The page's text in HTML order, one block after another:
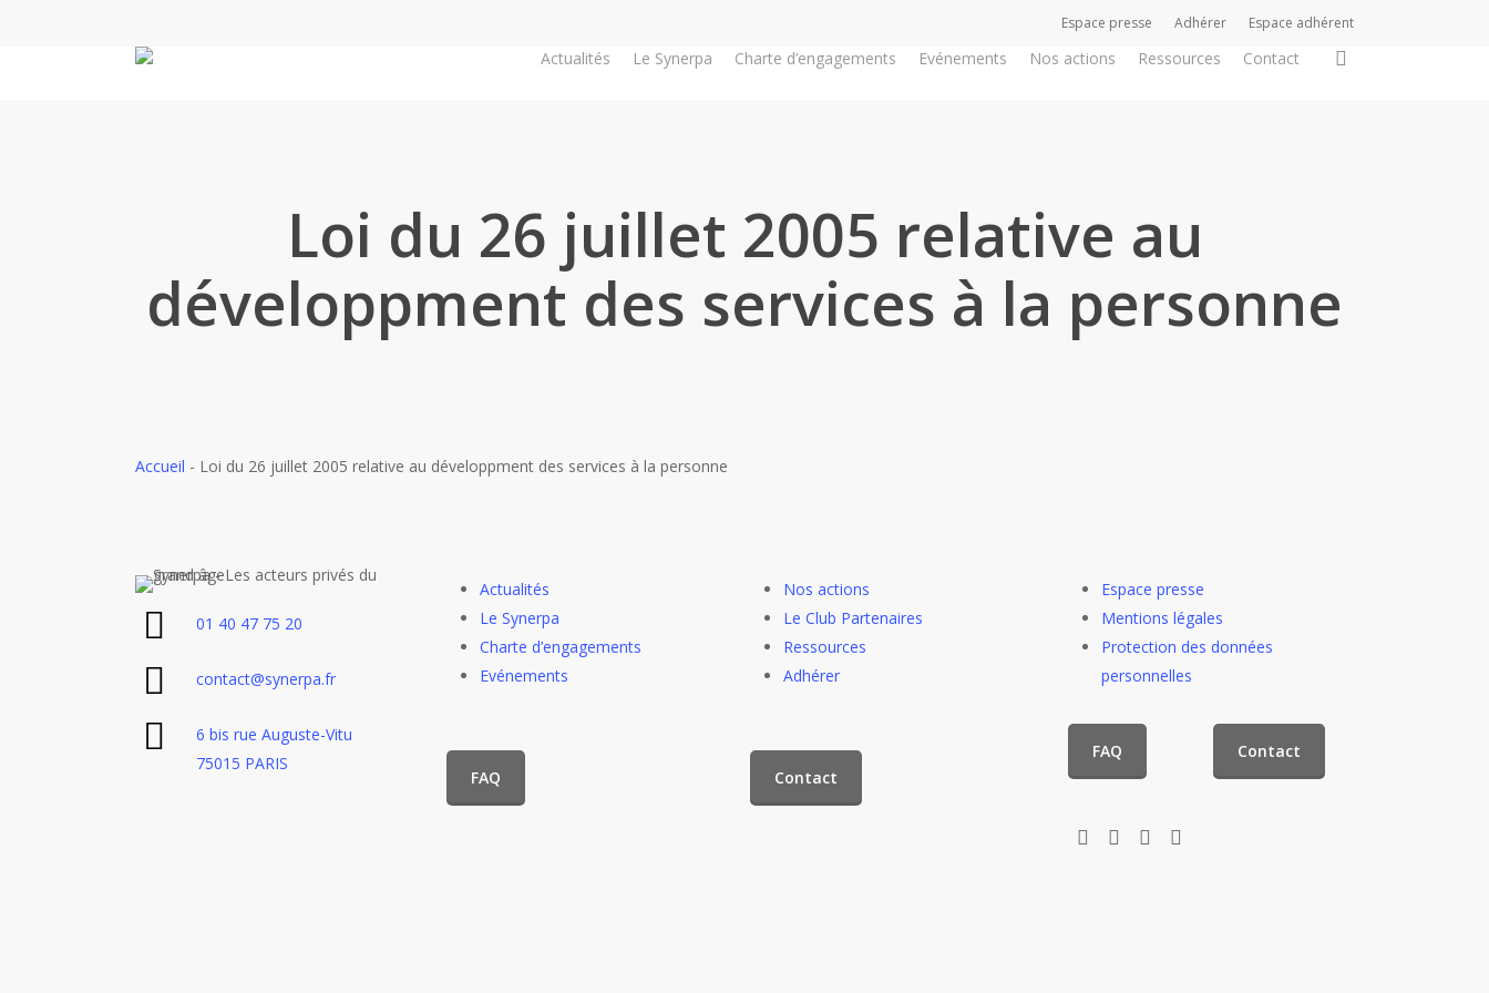
Espace presse Adhérer Espace adhérent
Actualités Le Synerpa Charte d’engagements Evénements Nos actions Ressources Contact
Loi du 26 juillet 2005 relative au
développment des services à la personne
Accueil - Loi du 26 juillet 2005 relative au développment des services à la personne
01 40 47 75 20
contact@synerpa.fr
6 bis rue Auguste-Vitu
75015 PARIS
Actualités
Le Synerpa
Charte d’engagements
Evénements
Nos actions
Le Club Partenaires
Ressources
Adhérer
FAQ Contact
Espace presse
Mentions légales
Protection des données
personnelles
FAQ Contact